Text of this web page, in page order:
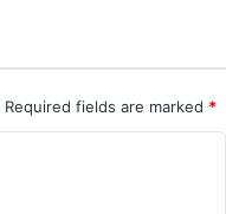
Required fields are marked *